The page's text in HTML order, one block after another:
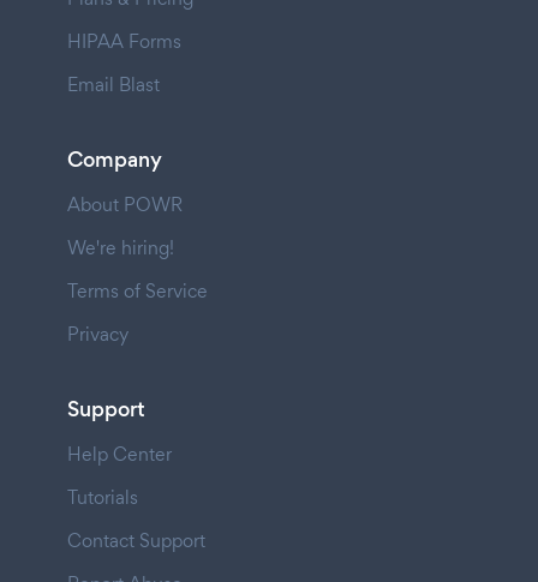
HIPAA Forms
Email Blast
Company
About POWR
We're hiring!
Terms of Service
Privacy
Support
Help Center
Tutorials
Contact Support